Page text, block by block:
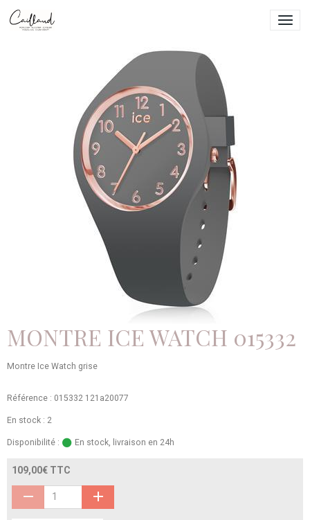
MONTRE ICE WATCH 015332
Montre Ice Watch grise
Référence : 015332 121a20077
En stock : 2
Disponibilité : En stock, livraison en 24h
109,00€ TTC